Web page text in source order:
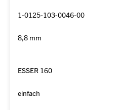
1-0125-103-0046-00
8,8 mm
ESSER 160
einfach